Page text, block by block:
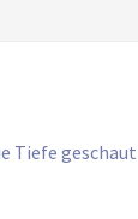
Tiefe geschaut